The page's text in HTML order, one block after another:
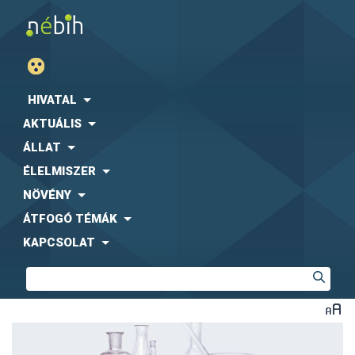
HIVATAL
AKTUÁLIS
ÁLLAT
ÉLELMISZER
NÖVÉNY
ÁTFOGÓ TÉMÁK
KAPCSOLAT